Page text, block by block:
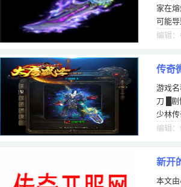
家在
可能
间和
编辑
传奇
游戏
刀 █
少林
编辑
新开
本文